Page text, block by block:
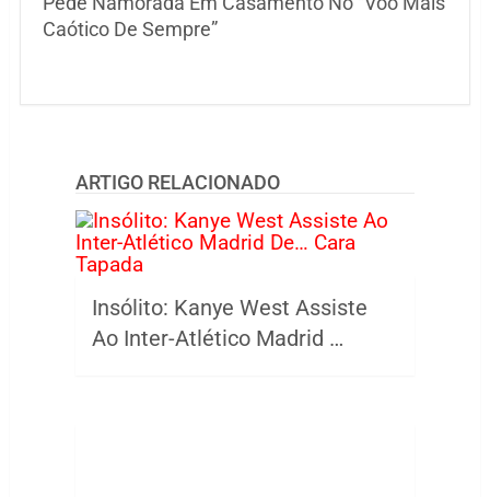
Caótico De Sempre”
ARTIGO RELACIONADO
Insólito: Kanye West Assiste
Ao Inter-Atlético Madrid …